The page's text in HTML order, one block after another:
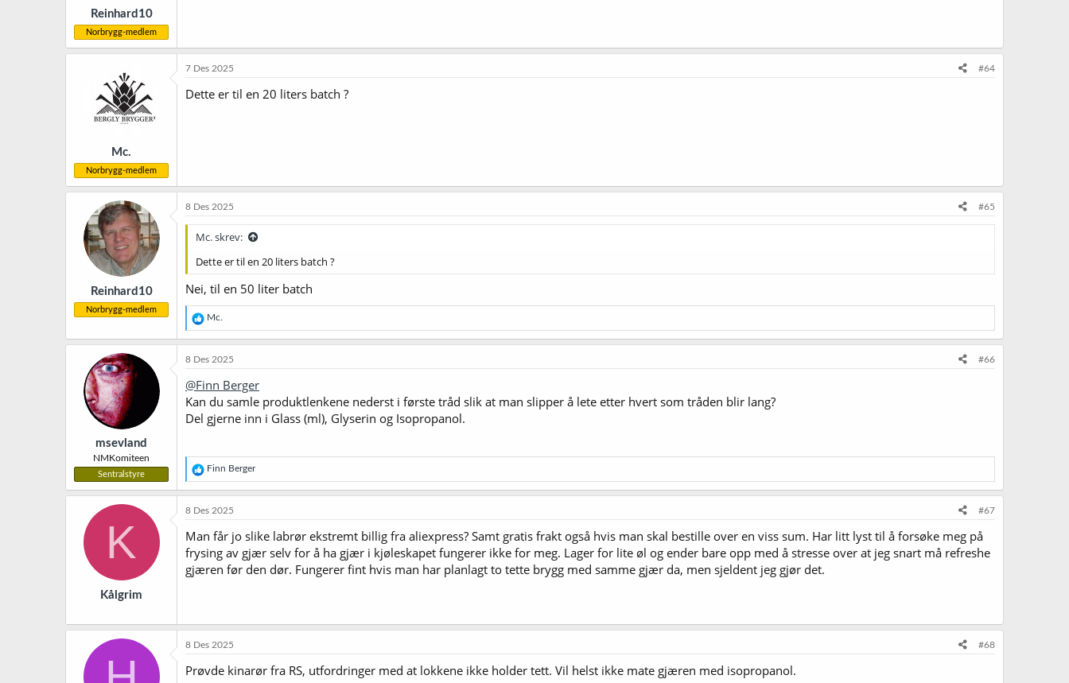
Reinhard10
Norbrygg-medlem
Mc.
Norbrygg-medlem
7 Des 2025 #64
Dette er til en 20 liters batch ?
Reinhard10
Norbrygg-medlem
8 Des 2025 #65
Mc. skrev:
Dette er til en 20 liters batch ?
Nei, til en 50 liter batch
R
e
a
o
n
e
Mc.
msevland
NMKomiteen
Sentralstyre
8 Des 2025 #66
@Finn Berger
Kan du samle produktlenkene nederst i første tråd slik at man slipper å lete etter hvert som tråden blir lang?
Del gjerne inn i Glass (ml), Glyserin og Isopropanol.
R
e
a
o
n
e
Finn Berger
K
Kålgrim
8 Des 2025 #67
Man får jo slike labrør ekstremt billig fra aliexpress? Samt gratis frakt også hvis man skal bestille over en viss sum. Har litt lyst til å forsøke meg på
frysing av gjær selv for å ha gjær i kjøleskapet fungerer ikke for meg. Lager for lite øl og ender bare opp med å stresse over at jeg snart må refreshe
gjæren før den dør. Fungerer fint hvis man har planlagt to tette brygg med samme gjær da, men sjeldent jeg gjør det.
8 Des 2025 #68
Prøvde kinarør fra RS, utfordringer med at lokkene ikke holder tett. Vil helst ikke mate gjæren med isopropanol.